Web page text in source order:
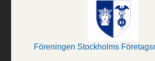
Föreningen Stockholms